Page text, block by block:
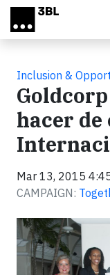
Skip to main content
Inclusion &
hacer de
Mar 13, 2015
CAMPAIGN: